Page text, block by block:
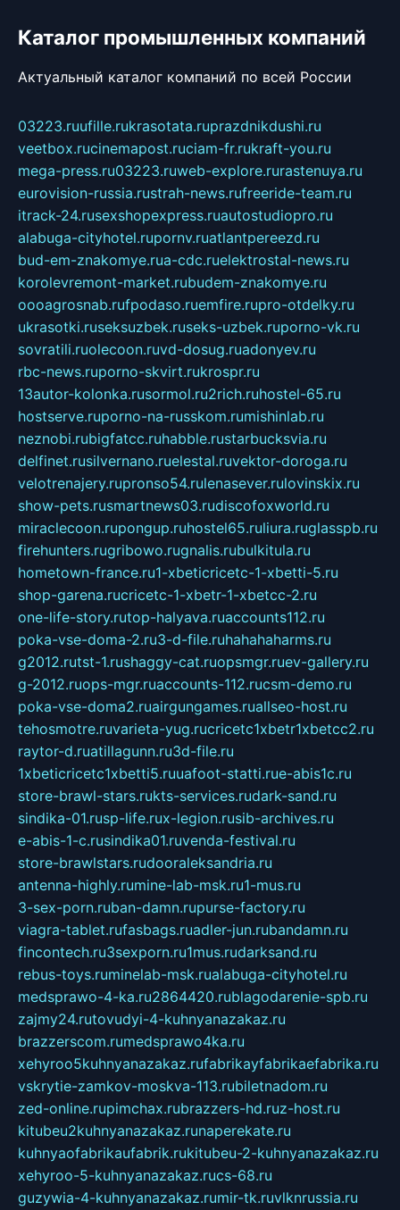
Каталог промышленных компаний
Актуальный каталог компаний по всей России
03223.ruufille.rukrasotata.ruprazdnikdushi.ru
veetbox.rucinemapost.ruciam-fr.rukraft-you.ru
mega-press.ru03223.ruweb-explore.rurastenuya.ru
eurovision-russia.rustrah-news.rufreeride-team.ru
itrack-24.rusexshopexpress.ruautostudiopro.ru
alabuga-cityhotel.rupornv.ruatlantpereezd.ru
bud-em-znakomye.rua-cdc.ruelektrostal-news.ru
korolevremont-market.rubudem-znakomye.ru
oooagrosnab.rufpodaso.ruemfire.rupro-otdelky.ru
ukrasotki.ruseksuzbek.ruseks-uzbek.ruporno-vk.ru
sovratili.ruolecoon.ruvd-dosug.ruadonyev.ru
rbc-news.ruporno-skvirt.rukrospr.ru
13autor-kolonka.rusormol.ru2rich.ruhostel-65.ru
hostserve.ruporno-na-russkom.rumishinlab.ru
neznobi.rubigfatcc.ruhabble.rustarbucksvia.ru
delfinet.rusilvernano.ruelestal.ruvektor-doroga.ru
velotrenajery.rupronso54.rulenasever.rulovinskix.ru
show-pets.rusmartnews03.rudiscofoxworld.ru
miraclecoon.rupongup.ruhostel65.ruliura.ruglasspb.ru
firehunters.rugribowo.rugnalis.rubulkitula.ru
hometown-france.ru1-xbeticricetc-1-xbetti-5.ru
shop-garena.rucricetc-1-xbetr-1-xbetcc-2.ru
one-life-story.rutop-halyava.ruaccounts112.ru
poka-vse-doma-2.ru3-d-file.ruhahahaharms.ru
g2012.rutst-1.rushaggy-cat.ruopsmgr.ruev-gallery.ru
g-2012.ruops-mgr.ruaccounts-112.rucsm-demo.ru
poka-vse-doma2.ruairgungames.ruallseo-host.ru
tehosmotre.ruvarieta-yug.rucricetc1xbetr1xbetcc2.ru
raytor-d.ruatillagunn.ru3d-file.ru
1xbeticricetc1xbetti5.ruuafoot-statti.rue-abis1c.ru
store-brawl-stars.rukts-services.rudark-sand.ru
sindika-01.rusp-life.rux-legion.rusib-archives.ru
e-abis-1-c.rusindika01.ruvenda-festival.ru
store-brawlstars.rudooraleksandria.ru
antenna-highly.rumine-lab-msk.ru1-mus.ru
3-sex-porn.ruban-damn.rupurse-factory.ru
viagra-tablet.rufasbags.ruadler-jun.rubandamn.ru
fincontech.ru3sexporn.ru1mus.rudarksand.ru
rebus-toys.ruminelab-msk.rualabuga-cityhotel.ru
medsprawo-4-ka.ru2864420.rublagodarenie-spb.ru
zajmy24.rutovudyi-4-kuhnyanazakaz.ru
brazzerscom.rumedsprawo4ka.ru
xehyroo5kuhnyanazakaz.rufabrikayfabrikaefabrika.ru
vskrytie-zamkov-moskva-113.rubiletnadom.ru
zed-online.rupimchax.rubrazzers-hd.ruz-host.ru
kitubeu2kuhnyanazakaz.runaperekate.ru
kuhnyaofabrikaufabrik.rukitubeu-2-kuhnyanazakaz.ru
xehyroo-5-kuhnyanazakaz.rucs-68.ru
guzywia-4-kuhnyanazakaz.rumir-tk.ruvlknrussia.ru